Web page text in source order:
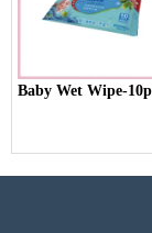
Baby Wet Wipe-